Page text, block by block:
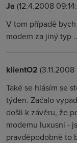
Ja (12.4.2008
V tom případě
modem za jiný typ
klientO2
Také se hlásím se
týden. Začalo
došli k závěru, že
modemu luxusní -
pravděpodobně to